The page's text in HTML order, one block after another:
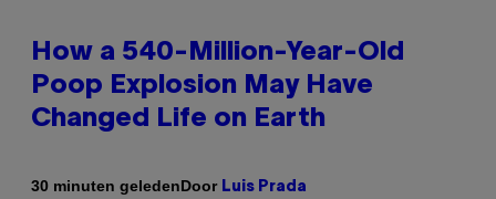
How a 540-Million-Year-Old
Poop Explosion May Have
Changed Life on Earth
30 minuten geledenDoor Luis Prada